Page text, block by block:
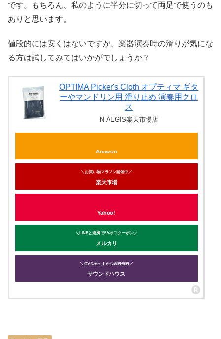
です。もちろん、私のように半分に切って両足で使うのも
ありと思います。
値段的には安くはないですが、楽器演奏時の滑りが気にな
る方は試してみてはいかがでしょうか？
OPTIMA Picker's Cloth オプティマ ギタ
ーやマンドリン用 滑り止め 演奏用クロ
ス
N-AEGIS楽天市場店
Amazon
＼お買い物マラソン開催中／
楽天市場
Yahoo!
＼LINEと連携で5％オフクーポン／
メルカリ
＼弦が1セットから送料無料／
サウンドハウス